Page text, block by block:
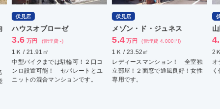
伏見店
ハウスオブローゼ
3.6 万円 (管理費 -)
1Ｋ / 21.91㎡
中型バイクまでは駐輪可！２口コ
ンロ設置可能！ セパレートとユ
ニットの混合マンションです。
伏見店
メゾン・ド・ジュネス
5.4 万円 (管理費 4,000円)
1Ｋ / 23.52㎡
レディースマンション！ 全室独
立部屋！２面窓で通風良好！女性
専用です。
伏
山
4.3
2
オ
く